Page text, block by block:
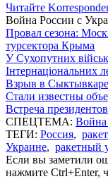
Читайте
Война России с
Провал сезона:
турсектора Крыма
У Сухопутних
Інтернаціональних
Взрыв в
Стали известны
Встреча
СПЕЦТЕМА: Война
ТЕГИ: Россия,
Украине, ракетный
Если вы заметили
нажмите Ctrl+Enter,